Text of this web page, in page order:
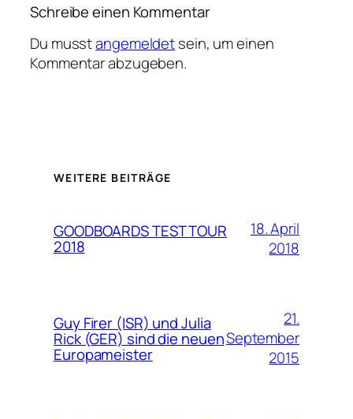
Schreibe einen Kommentar
Du musstangemeldetsein, um einen
Kommentar abzugeben.
WEITERE BEITRÄGE
GOODBOARDS TEST TOUR
2018
18. April
2018
Guy Firer (ISR) und Julia
Rick (GER) sind die neuen
Europameister
21.
September
2015